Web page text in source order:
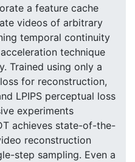
a feature cache
videos of arbitrary
temporal continuity
technique
Trained using only a
for reconstruction,
LPIPS perceptual loss
experiments
achieves state-of-the-
reconstruction
step sampling. Even a